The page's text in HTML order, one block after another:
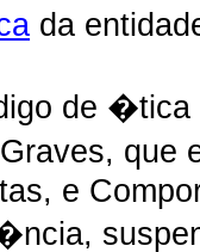
da
de �tica
e